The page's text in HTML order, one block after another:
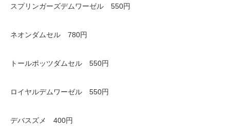
スプリンガーズデムワーゼル 550円
ネオンダムセル 780円
トールポッツダムセル 550円
ロイヤルデムワーゼル 550円
デバスズメ 400円